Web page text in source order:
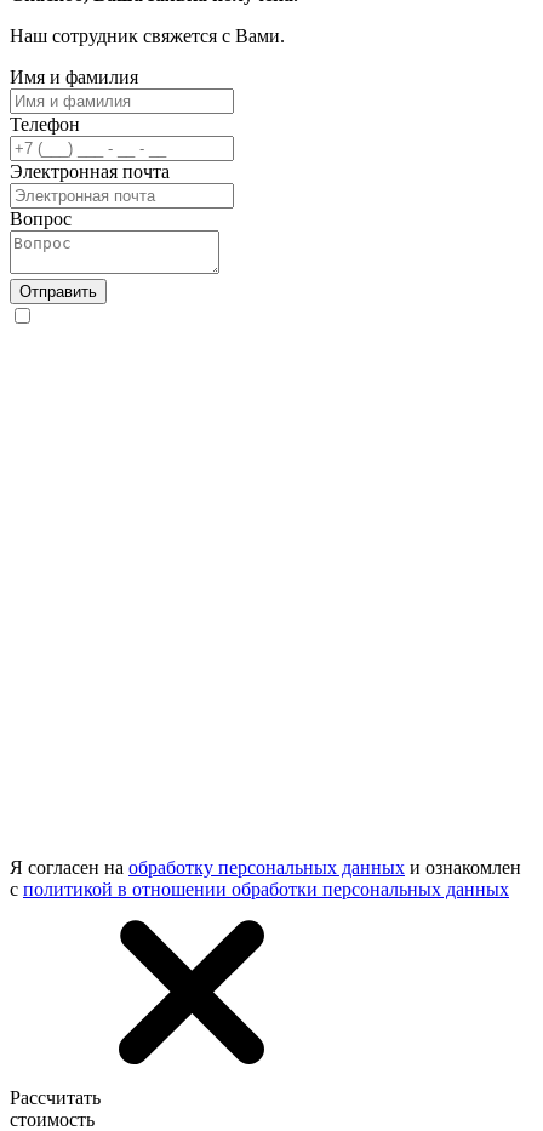
Наш сотрудник свяжется с Вами.
Имя и фамилия
Телефон
Электронная почта
Вопрос
Отправить
Я согласен на обработку персональных данных и ознакомлен
с политикой в отношении обработки персональных данных
Рассчитать
стоимость